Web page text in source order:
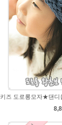
키즈 도로롱모자★댄디